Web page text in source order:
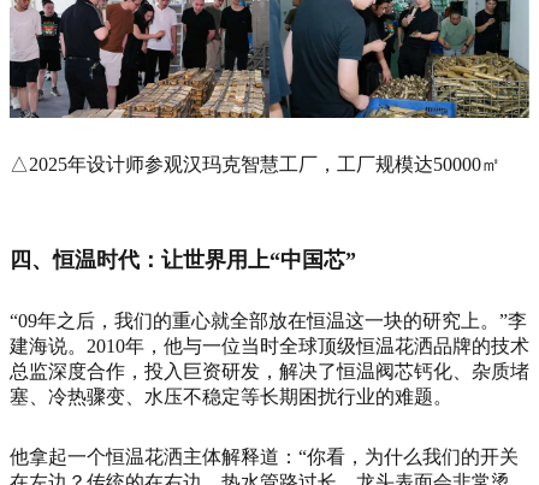
△2025年设计师参观汉玛克智慧工厂，工厂规模达50000㎡
四、恒温时代：让世界用上“中国芯”
“09年之后，我们的重心就全部放在恒温这一块的研究上。”李
建海说。2010年，他与一位当时全球顶级恒温花洒品牌的技术
总监深度合作，投入巨资研发，解决了恒温阀芯钙化、杂质堵
塞、冷热骤变、水压不稳定等长期困扰行业的难题。
他拿起一个恒温花洒主体解释道：“你看，为什么我们的开关